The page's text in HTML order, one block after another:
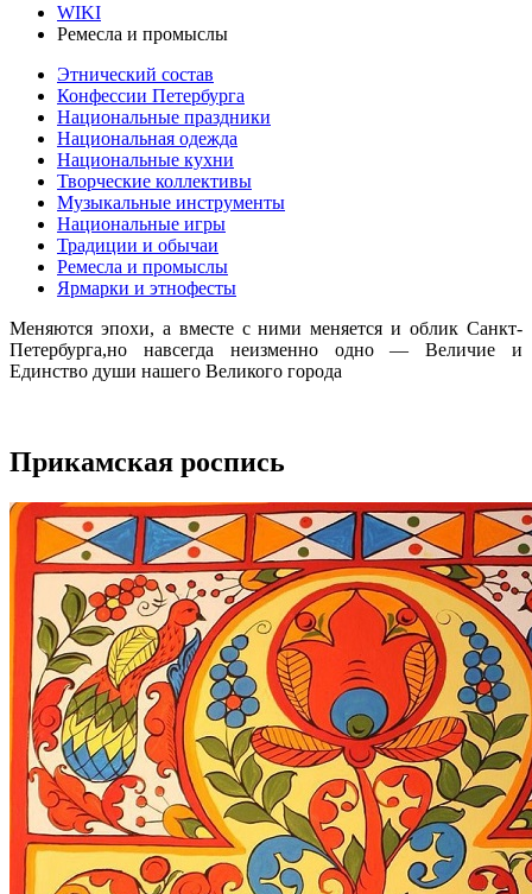
WIKI
Ремесла и промыслы
Этнический состав
Конфессии Петербурга
Национальные праздники
Национальная одежда
Национальные кухни
Творческие коллективы
Музыкальные инструменты
Национальные игры
Традиции и обычаи
Ремесла и промыслы
Ярмарки и этнофесты
Меняются эпохи, а вместе с ними меняется и облик Санкт-
Петербурга,но навсегда неизменно одно — Величие и
Единство души нашего Великого города
Прикамская роспись